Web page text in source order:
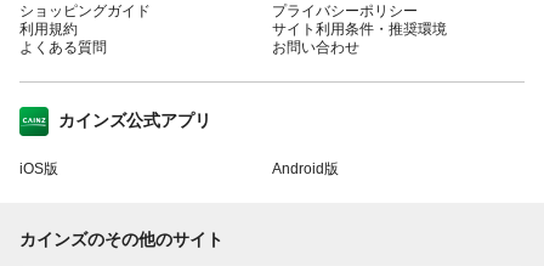
ショッピングガイド
利用規約
よくある質問
プライバシーポリシー
サイト利用条件・推奨環境
お問い合わせ
カインズ公式アプリ
iOS版 Android版
カインズのその他のサイト